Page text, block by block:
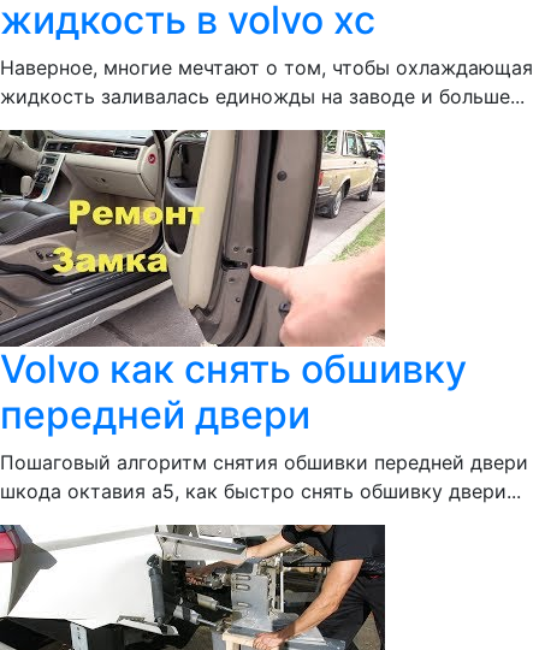
жидкость в volvo xc
Наверное, многие мечтают о том, чтобы охлаждающая
жидкость заливалась единожды на заводе и больше...
Volvo как снять обшивку
передней двери
Пошаговый алгоритм снятия обшивки передней двери
шкода октавия а5, как быстро снять обшивку двери...